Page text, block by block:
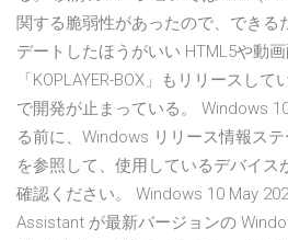
関する脆弱性があったので、できる
デートしたほうがいい HTML5や動
「KOPLAYER-BOX」もリリースし
で開発が止まっている。 Windows
る前に、Windows リリース情報ス
を参照して、使用しているデバイス
確認ください。 Windows 10 May
Assistant が最新バージョンの